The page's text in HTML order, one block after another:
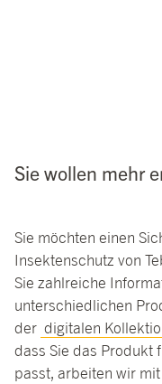
Sie wollen mehr
Sie möchten einen
Insektenschutz von
Sie zahlreiche
unterschiedlichen
der digitalen
dass Sie das Produkt
passt, arbeiten wir